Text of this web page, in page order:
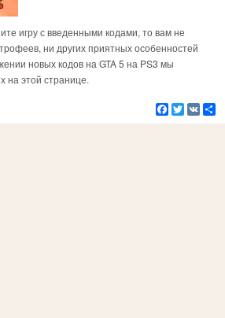
игру с введенными кодами, то вам не
ни других приятных особенностей
новых кодов на GTA 5 на PS3 мы
на этой странице.
Facebook
Twitter
VK